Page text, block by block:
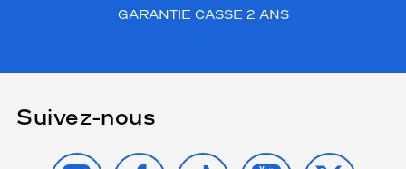
GARANTIE CASSE 2 ANS
Suivez-nous
INSTAGRAMFACEBOOK
TIKTOK YOUTUBE
X